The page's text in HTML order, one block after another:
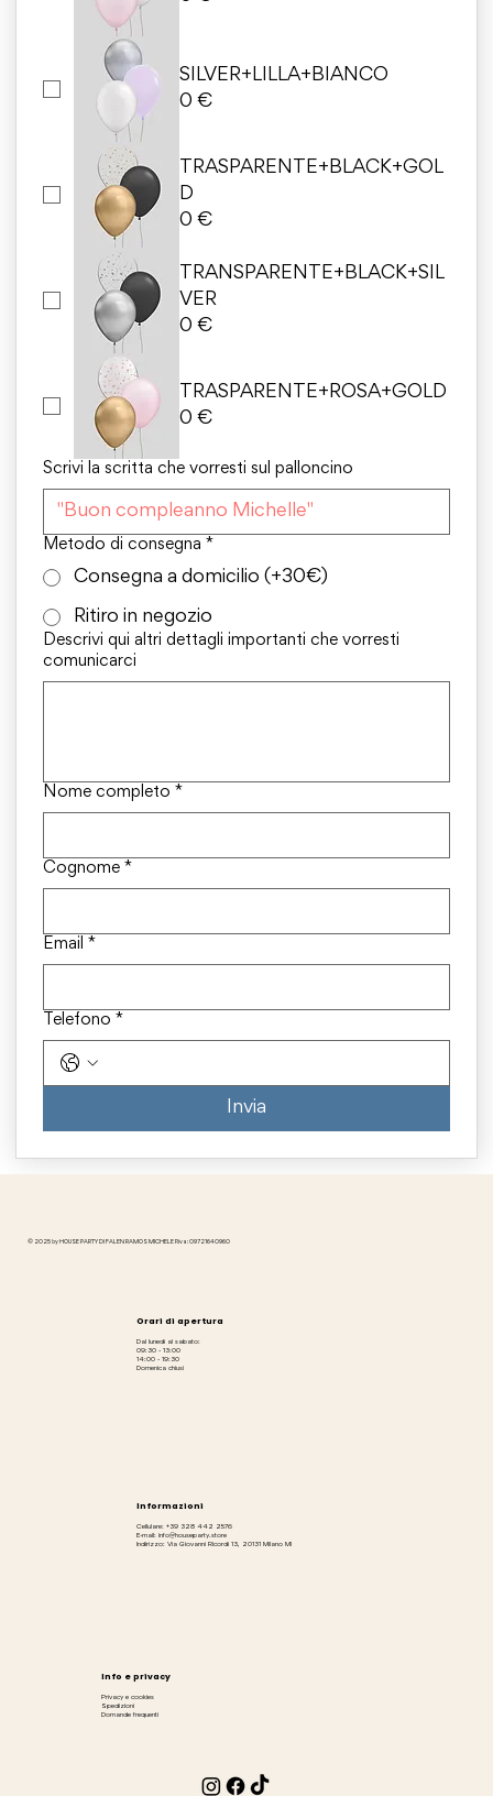
SILVER+LILLA+BIANCO
0 €
TRASPARENTE+BLACK+GOL
D
0 €
TRANSPARENTE+BLACK+SIL
VER
0 €
TRASPARENTE+ROSA+GOLD
0 €
Scrivi la scritta che vorresti sul palloncino
Metodo di consegna *
Consegna a domicilio (+30€)
Ritiro in negozio
Descrivi qui altri dettagli importanti che vorresti
comunicarci
Nome completo *
Cognome *
Email *
Telefono *
Invia
© 2025 by HOUSE PARTY DI FALEN RAMOS MICHELE P.iva: 09721640960
Orari di apertura
Dal lunedì al sabato:
09:30 - 13:00
14:00 - 19:30
Domenica chiusi
Informazioni
Cellulare: +39 328 442 2576
E-mail: info@houseparty.store
Indirizzo: Via Giovanni Ricordi 13, 20131 Milano MI
Info e privacy
Privacy e cookies
Spedizioni
Domande frequenti